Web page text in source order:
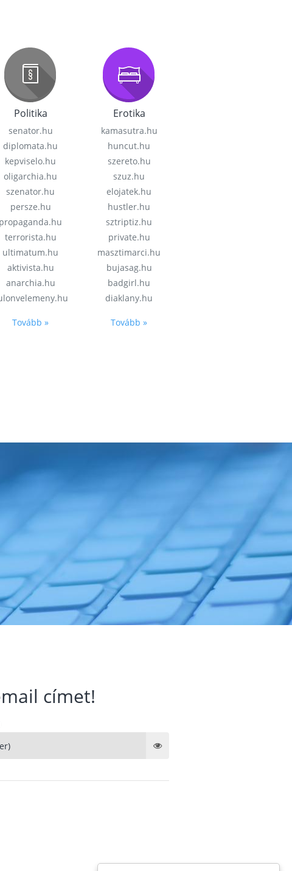
Politika
senator.hu
diplomata.hu
kepviselo.hu
oligarchia.hu
szenator.hu
persze.hu
propaganda.hu
terrorista.hu
ultimatum.hu
aktivista.hu
anarchia.hu
Tovább »
Erotika
kamasutra.hu
huncut.hu
szereto.hu
szuz.hu
elojatek.hu
hustler.hu
sztriptiz.hu
private.hu
masztimarci.hu
bujasag.hu
badgirl.hu
diaklany.hu
Tovább »
címet!